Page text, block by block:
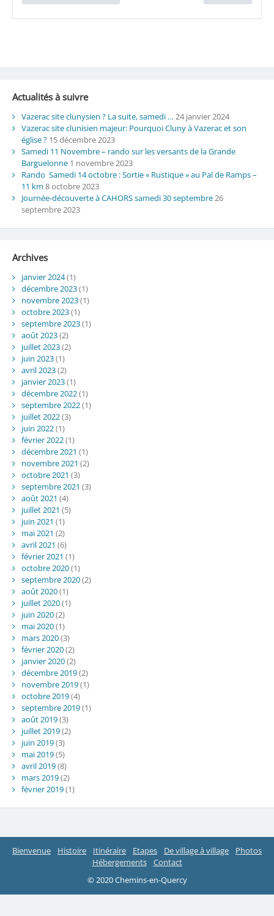
Actualités à suivre
Vazerac site clunysien ? La suite, samedi … 24 janvier 2024
Vazerac site clunisien majeur: Pourquoi Cluny à Vazerac et son
église ? 15 décembre 2023
Samedi 11 Novembre – rando sur les versants de la Grande
Barguelonne 1 novembre 2023
Rando Samedi 14 octobre : Sortie « Rustique » au Pal de Ramps –
11 km 8 octobre 2023
Journée-découverte à CAHORS samedi 30 septembre26
septembre 2023
Archives
janvier 2024(1)
décembre 2023(1)
novembre 2023(1)
octobre 2023(1)
septembre 2023(1)
août 2023(2)
juillet 2023(2)
juin 2023(1)
avril 2023(2)
janvier 2023(1)
décembre 2022(1)
septembre 2022(1)
juillet 2022(3)
juin 2022(1)
février 2022(1)
décembre 2021 (1)
novembre 2021 (2)
octobre 2021 (3)
septembre 2021 (3)
août 2021 (4)
juillet 2021 (5)
juin 2021 (1)
mai 2021 (2)
avril 2021 (6)
février 2021 (1)
octobre 2020(1)
septembre 2020(2)
août 2020(1)
juillet 2020(1)
juin 2020(2)
mai 2020(1)
mars 2020(3)
février 2020(2)
janvier 2020(2)
décembre 2019(2)
novembre 2019(1)
octobre 2019(4)
septembre 2019(1)
août 2019(3)
juillet 2019(2)
juin 2019(3)
mai 2019(5)
avril 2019(8)
mars 2019(2)
février 2019(1)
Bienvenue Histoire Itinéraire Etapes De village à village
Photos
Hébergements
Contact
© 2020 Chemins-en-Quercy